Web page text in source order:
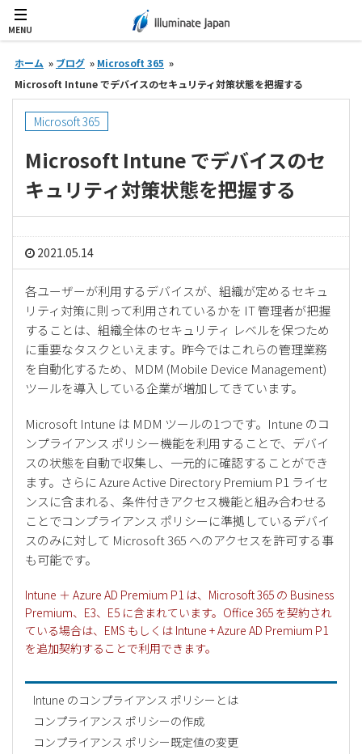
MENU
ホーム » ブログ » Microsoft 365 »
Microsoft Intune でデバイスのセキュリティ対策状態を把握する
Microsoft 365
Microsoft Intune でデバイスのセ
キュリティ対策状態を把握する
2021.05.14
各ユーザーが利用するデバイスが、組織が定めるセキュ
リティ対策に則って利用されているかを IT 管理者が把握
することは、組織全体のセキュリティ レベルを保つため
に重要なタスクといえます。昨今ではこれらの管理業務
を自動化するため、MDM (Mobile Device Management)
ツールを導入している企業が増加してきています。
Microsoft Intune は MDM ツールの1つです。Intune のコ
ンプライアンス ポリシー機能を利用することで、デバイ
スの状態を自動で収集し、一元的に確認することができ
ます。さらに Azure Active Directory Premium P1 ライセ
ンスに含まれる、条件付きアクセス機能と組み合わせる
ことでコンプライアンス ポリシーに準拠しているデバイ
スのみに対して Microsoft 365 へのアクセスを許可する事
も可能です。
Intune ＋ Azure AD Premium P1 は、Microsoft 365 の Business
Premium、E3、E5 に含まれています。Office 365 を契約され
ている場合は、EMS もしくは Intune + Azure AD Premium P1
を追加契約することで利用できます。
Intune のコンプライアンス ポリシーとは
コンプライアンス ポリシーの作成
コンプライアンス ポリシー既定値の変更